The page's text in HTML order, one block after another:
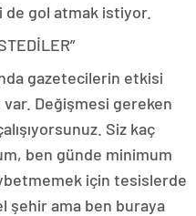
de gol atmak istiyor.
gazetecilerin etkisi
var. Değişmesi gereken
Siz kaç
ben günde minimum
için tesislerde
şehir ama ben buraya